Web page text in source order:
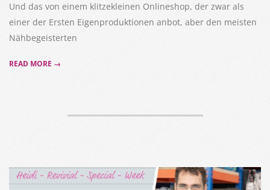
Und das von einem klitzekleinen Onlineshop, der zwar als
einer der Ersten Eigenproduktionen anbot, aber den meisten
Nähbegeisterten
READ MORE →